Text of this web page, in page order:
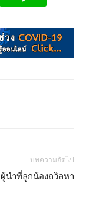
บทความถัดไป
ผู้นำที่ลูกน้องถวิลหา